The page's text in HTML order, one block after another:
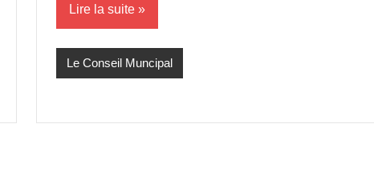
Lire la suite
Le Conseil Muncipal